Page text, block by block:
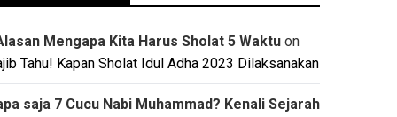
Mengapa Kita Harus Sholat 5 Waktu on
Tahu! Kapan Sholat Idul Adha 2023 Dilaksanakan
saja 7 Cucu Nabi Muhammad? Kenali Sejarah